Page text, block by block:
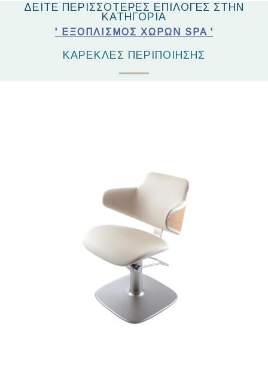
ΔΕΙΤΕ ΠΕΡΙΣΣΟΤΕΡΕΣ ΕΠΙΛΟΓΕΣ ΣΤΗΝ
ΚΑΤΗΓΟΡΙΑ
' ΕΞΟΠΛΙΣΜΌΣ ΧΏΡΩΝ SPA '
ΚΑΡΈΚΛΕΣ ΠΕΡΙΠΟΊΗΣΗΣ